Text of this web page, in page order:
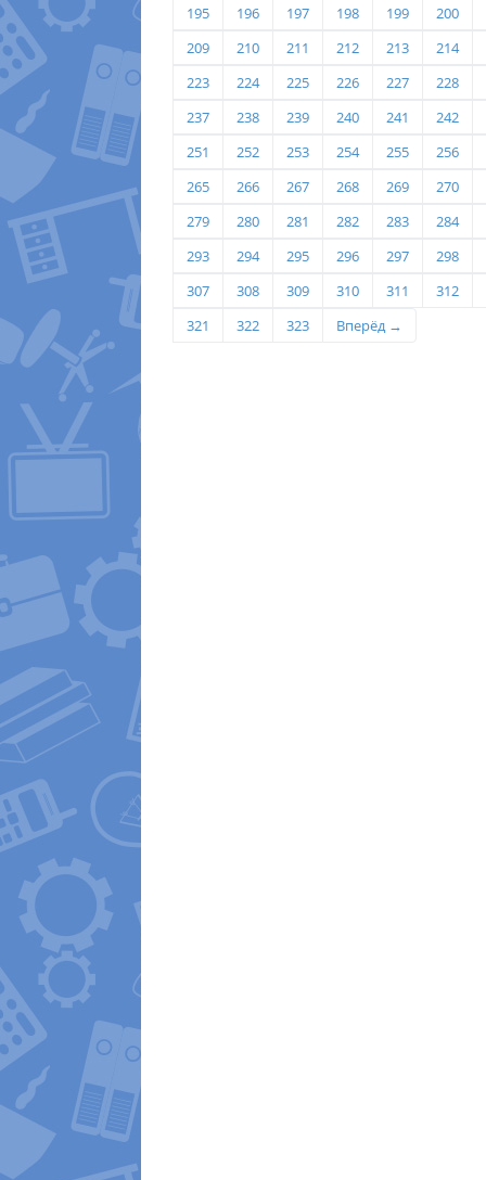
195
196 197 198 199
200
209
210 211 212 213
214
223
224 225 226 227
228
237
238 239 240 241
242
251
252 253 254 255
256
265
266 267 268 269
270
279
280 281 282 283
284
293
294 295 296 297
298
307
308 309 310 311
312
321
322 323 Вперёд →